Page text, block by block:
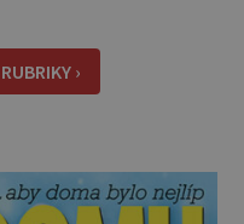
v srdci a
›